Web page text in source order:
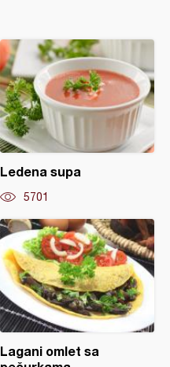
Ledena supa
5701
Lagani omlet sa